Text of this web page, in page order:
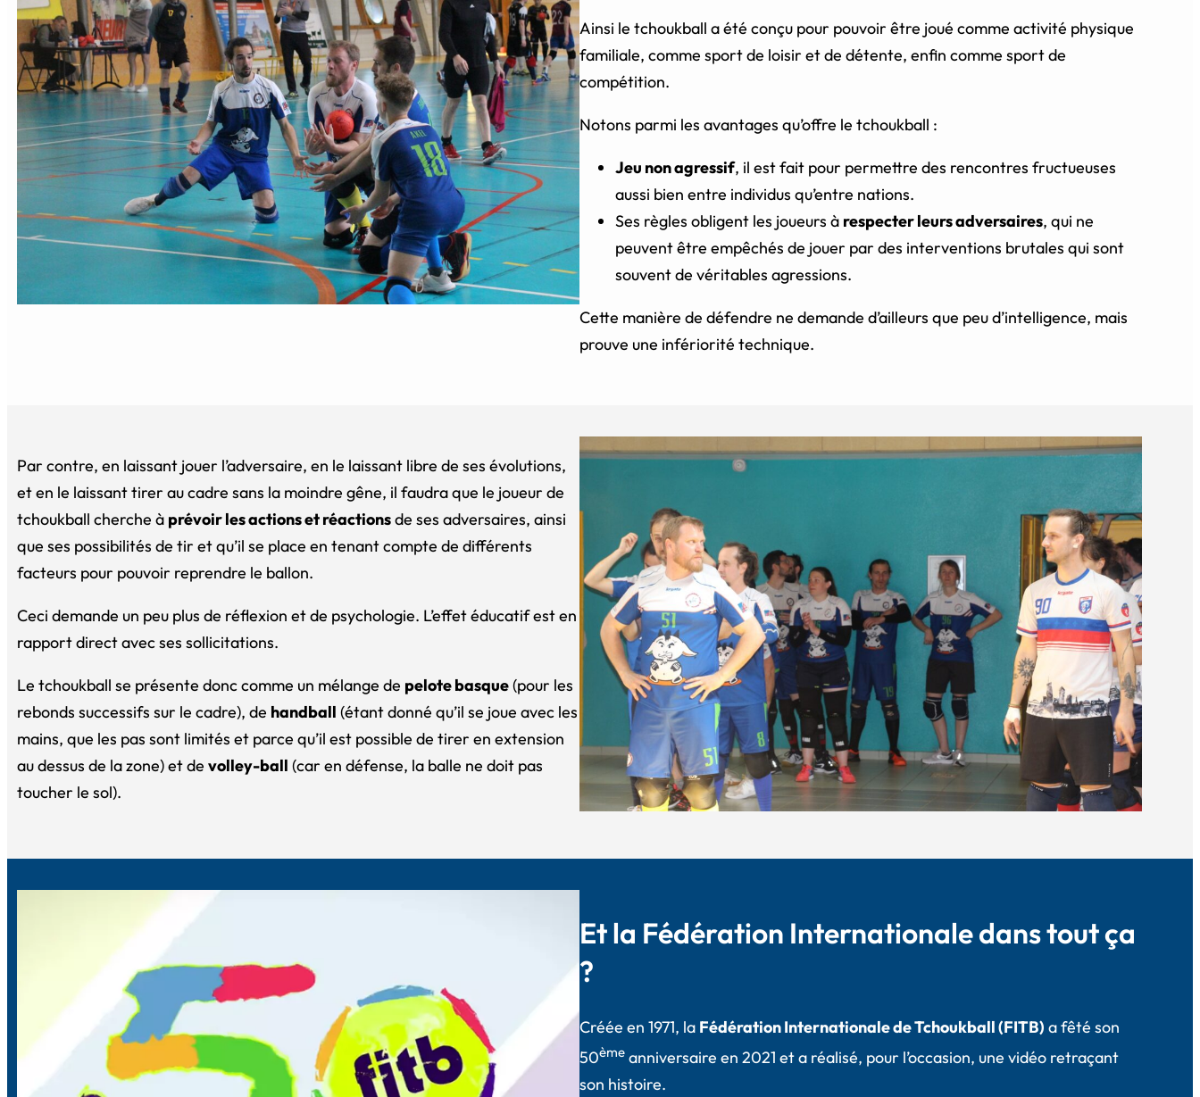
Ainsi le tchoukball a été conçu pour pouvoir être joué comme activité physique
familiale, comme sport de loisir et de détente, enfin comme sport de
compétition.
Notons parmi les avantages qu’offre le tchoukball :
Jeu non agressif, il est fait pour permettre des rencontres fructueuses
aussi bien entre individus qu’entre nations.
Ses règles obligent les joueurs à respecter leurs adversaires, qui ne
peuvent être empêchés de jouer par des interventions brutales qui sont
souvent de véritables agressions.
Cette manière de défendre ne demande d’ailleurs que peu d’intelligence, mais
prouve une infériorité technique.
Par contre, en laissant jouer l’adversaire, en le laissant libre de ses évolutions,
et en le laissant tirer au cadre sans la moindre gêne, il faudra que le joueur de
tchoukball cherche à prévoir les actions et réactionsde ses adversaires, ainsi
que ses possibilités de tir et qu’il se place en tenant compte de différents
facteurs pour pouvoir reprendre le ballon.
Ceci demande un peu plus de réflexion et de psychologie. L’effet éducatif est en
rapport direct avec ses sollicitations.
Le tchoukball se présente donc comme un mélange de pelote basque(pour les
rebonds successifs sur le cadre), de handball (étant donné qu’il se joue avec les
mains, que les pas sont limités et parce qu’il est possible de tirer en extension
au dessus de la zone) et de volley-ball (car en défense, la balle ne doit pas
toucher le sol).
Et la Fédération Internationale dans tout ça
?
Créée en 1971, la Fédération Internationale de Tchoukball (FITB) a fêté son
50èmeanniversaire en 2021 et a réalisé, pour l’occasion, une vidéo retraçant
son histoire.